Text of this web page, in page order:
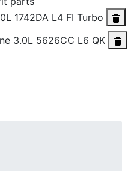
1742DA L4 FI Turbo
3.0L 5626CC L6 QK